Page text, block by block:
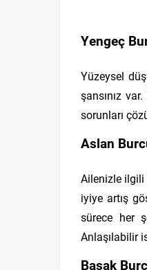
Yengeç
Yüzeysel
şansınız
sorunları
Aslan
Ailenizle ilgili
iyiye artış
sürece her
Anlaşılabilir
Başak